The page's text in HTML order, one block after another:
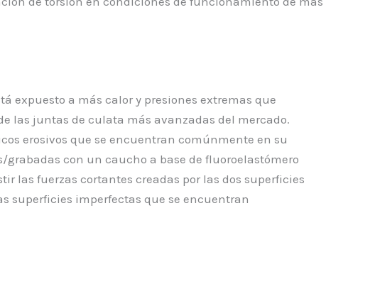
a más calor y presiones extremas que
las juntas de culata más avanzadas del mercado.
erosivos que se encuentran comúnmente en su
con un caucho a base de fluoroelastómero
las fuerzas cortantes creadas por las dos superficies
superficies imperfectas que se encuentran